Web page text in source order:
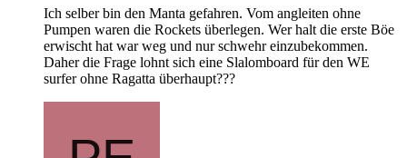
Ich selber bin den Manta gefahren. Vom angleiten ohne
Pumpen waren die Rockets überlegen. Wer halt die erste Böe
erwischt hat war weg und nur schwehr einzubekommen.
Daher die Frage lohnt sich eine Slalomboard für den WE
surfer ohne Ragatta überhaupt???